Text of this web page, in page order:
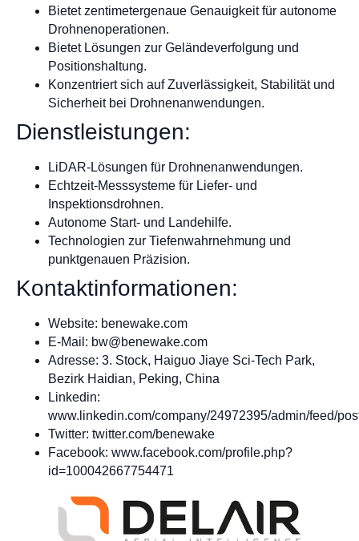
Bietet zentimetergenaue Genauigkeit für autonome
Drohnenoperationen.
Bietet Lösungen zur Geländeverfolgung und
Positionshaltung.
Konzentriert sich auf Zuverlässigkeit, Stabilität und
Sicherheit bei Drohnenanwendungen.
Dienstleistungen:
LiDAR-Lösungen für Drohnenanwendungen.
Echtzeit-Messsysteme für Liefer- und
Inspektionsdrohnen.
Autonome Start- und Landehilfe.
Technologien zur Tiefenwahrnehmung und
punktgenauen Präzision.
Kontaktinformationen:
Website: benewake.com
E-Mail: bw@benewake.com
Adresse: 3. Stock, Haiguo Jiaye Sci-Tech Park,
Bezirk Haidian, Peking, China
Linkedin:
www.linkedin.com/company/24972395/admin/feed/
Twitter: twitter.com/benewake
Facebook: www.facebook.com/profile.php?
id=100042667754471